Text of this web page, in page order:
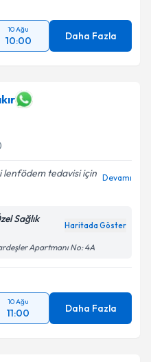
10 Ağu
10:00 Daha Fazla
lenfödem tedavisi için Devamı
Sağlık
Haritada Göster
Apartmanı No: 4A
10 Ağu
11:00 Daha Fazla